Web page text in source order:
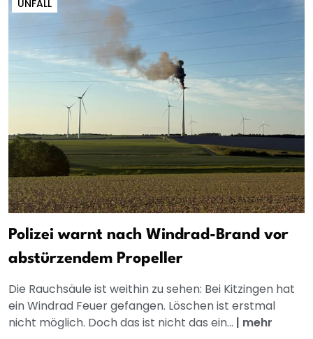
UNFALL
Polizei warnt nach Windrad-Brand vor
abstürzendem Propeller
Die Rauchsäule ist weithin zu sehen: Bei Kitzingen hat
ein Windrad Feuer gefangen. Löschen ist erstmal
nicht möglich. Doch das ist nicht das ein... | mehr